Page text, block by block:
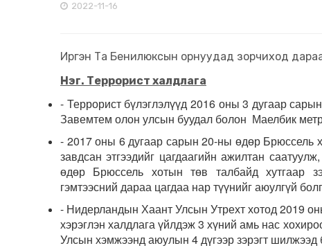
2022-11-16
Иргэн Та Бенилюксын орнуудад зорчиход
Нэг. Террорист халдлага
- Террорист бүлэглэлүүд 2016 оны 3 дугаар
Завемтем олон улсын буудал болон Маелбик
- 2017 оны 6 дугаар сарын 20-ны өдөр Брюссель
завдсан этгээдийг цагдаагийн ажилтан
өдөр Брюссель хотын төв талбайд хутгаар
гэмтээсний дараа цагдаа нар түүнийг аюулгүй
- Нидерландын Хаант Улсын Утрехт хотод 2019
хэрэглэн халдлага үйлдэж 3 хүний амь нас
Улсын хэмжээнд аюулын 4 дүгээр зэрэгт шилжээд